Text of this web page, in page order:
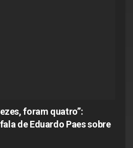
foram quatro”:
de Eduardo Paes sobre